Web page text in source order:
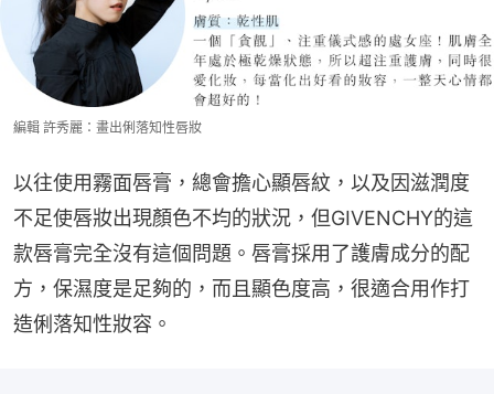
編輯 許秀麗：畫出俐落知性唇妝
以往使用霧面唇膏，總會擔心顯唇紋，以及因滋潤度
不足使唇妝出現顏色不均的狀況，但GIVENCHY的這
款唇膏完全沒有這個問題。唇膏採用了護膚成分的配
方，保濕度是足夠的，而且顯色度高，很適合用作打
造俐落知性妝容。